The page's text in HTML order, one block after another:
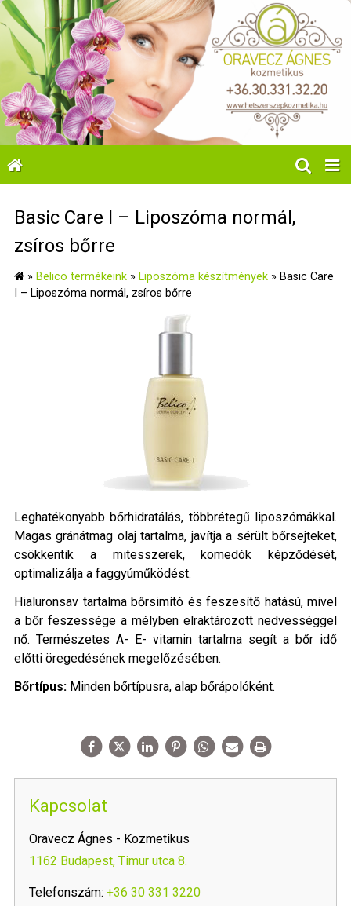
Basic Care I – Liposzóma normál,
zsíros bőrre
» Belico termékeink » Liposzóma készítmények » Basic Care
I – Liposzóma normál, zsíros bőrre
Leghatékonyabb bőrhidratálás, többrétegű liposzómákkal.
Magas gránátmag olaj tartalma, javítja a sérült bőrsejteket,
csökkentik a mitesszerek, komedók képződését,
optimalizálja a faggyúműködést.
Hialuronsav tartalma bőrsimító és feszesítő hatású, mivel
a bőr feszessége a mélyben elraktározott nedvességgel
nő. Természetes A- E- vitamin tartalma segít a bőr idő
előtti öregedésének megelőzésében.
Bőrtípus: Minden bőrtípusra, alap bőrápolóként.
Kapcsolat
Oravecz Ágnes - Kozmetikus
1162 Budapest, Timur utca 8.
Telefonszám: +36 30 331 3220